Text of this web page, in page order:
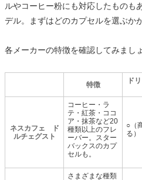
ルやコーヒー粉にも対応したものも
デル。まずはどのカプセルを選ぶか
各メーカーの特徴を確認してみましょ
特徴
ド
ネスカフェ ド
ルチェグスト
コーヒー・ラ
テ・紅茶・ココ
ア・抹茶など20
種類以上のフレ
ーバー。スター
バックスのカプ
セルも。
○（
る）
さまざまな種類